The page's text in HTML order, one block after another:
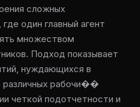
сложных
один главный агент
множеством
Подход показывает
нуждающихся в
различных рабочи��
четкой подотчетности и